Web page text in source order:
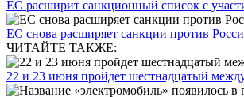
ЕС расширит санкционный список с
ЕС снова расширяет санкции против
ЧИТАЙТЕ ТАКЖЕ:
22 и 23 июня пройдет шестнадцатый